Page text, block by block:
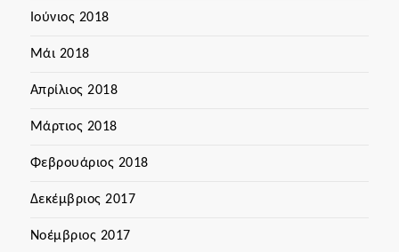
Ιούνιος 2018
Μάι 2018
Απρίλιος 2018
Μάρτιος 2018
Φεβρουάριος 2018
Δεκέμβριος 2017
Νοέμβριος 2017